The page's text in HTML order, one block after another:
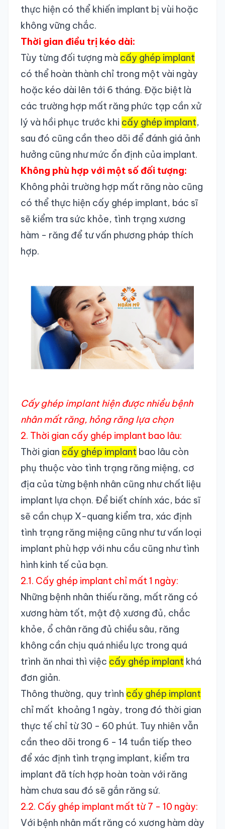
thực hiện có thể khiến implant bị vùi hoặc
không vững chắc.
Thời gian điều trị kéo dài:
Tùy từng đối tượng mà cấy ghép implant
có thể hoàn thành chỉ trong một vài ngày
hoặc kéo dài lên tới 6 tháng. Đặc biệt là
các trường hợp mất răng phức tạp cần xử
lý và hồi phục trước khi cấy ghép implant,
sau đó cũng cần theo dõi để đánh giá ảnh
hưởng cũng như mức ổn định của implant.
Không phù hợp với một số đối tượng:
Không phải trường hợp mất răng nào cũng
có thể thực hiện cấy ghép implant, bác sĩ
sẽ kiểm tra sức khỏe, tình trạng xương
hàm - răng để tư vấn phương pháp thích
hợp.
Cấy ghép implant hiện được nhiều bệnh
nhân mất răng, hỏng răng lựa chọn
2. Thời gian cấy ghép implant bao lâu:
Thời gian cấy ghép implant bao lâu còn
phụ thuộc vào tình trạng răng miệng, cơ
địa của từng bệnh nhân cũng như chất liệu
implant lựa chọn. Để biết chính xác, bác sĩ
sẽ cần chụp X-quang kiểm tra, xác định
tình trạng răng miệng cũng như tư vấn loại
implant phù hợp với nhu cầu cũng như tình
hình kinh tế của bạn.
2.1. Cấy ghép implant chỉ mất 1 ngày:
Những bệnh nhân thiếu răng, mất răng có
xương hàm tốt, mật độ xương đủ, chắc
khỏe, ổ chân răng đủ chiều sâu, răng
không cần chịu quá nhiều lực trong quá
trình ăn nhai thì việc cấy ghép implant khá
đơn giản.
Thông thường, quy trình cấy ghép implant
chỉ mất khoảng 1 ngày, trong đó thời gian
thực tế chỉ từ 30 - 60 phút. Tuy nhiên vẫn
cần theo dõi trong 6 - 14 tuần tiếp theo
để xác định tình trạng implant, kiểm tra
implant đã tích hợp hoàn toàn với răng
hàm chưa sau đó sẽ gắn răng sứ.
2.2. Cấy ghép implant mất từ 7 - 10 ngày:
Với bệnh nhân mất răng có xương hàm dày